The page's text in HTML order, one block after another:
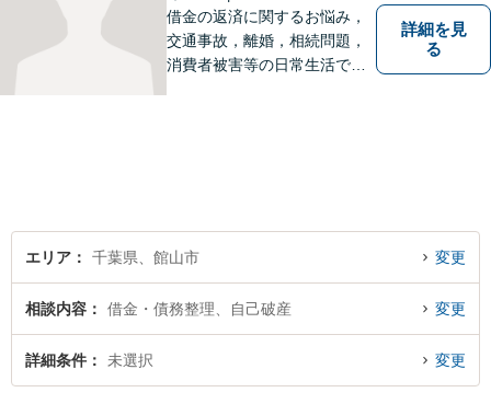
借金の返済に関するお悩み，
交通事故，離婚，相続問題，
消費者被害等の日常生活で生
詳細を見
る
エリア 千葉県、館山市 変更
相談内容 借金・債務整理、自己破産 変更
詳細条件 未選択 変更